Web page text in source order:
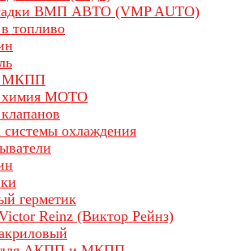
ВМП АВТО (VMP AUTO)
топливо
МКПП
химия МОТО
охлаждения
герметик
Reinz (Виктор Рейнз)